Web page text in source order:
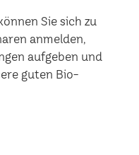
Sie sich zu
anmelden,
aufgeben und
guten Bio-